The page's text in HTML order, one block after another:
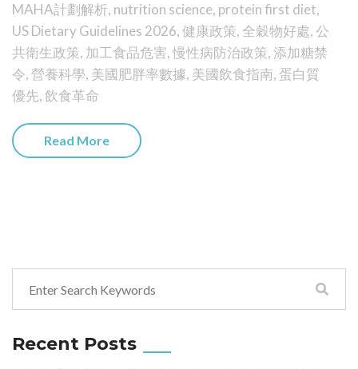
MAHA計劃解析, nutrition science, protein first diet,
US Dietary Guidelines 2026,健康政策,全穀物好處, 公
共衛生政策, 加工食品危害,慢性病防治政策, 添加糖禁
令,營養科學, 美國肥胖率數據, 美國飲食指南, 蛋白質
優先,飲食革命
Read More
Recent Posts